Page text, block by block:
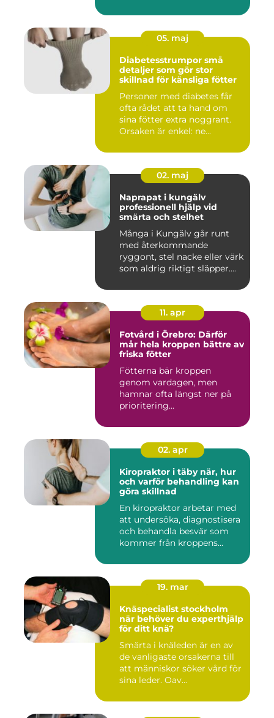
05. maj
Diabetesstrumpor små
detaljer som gör stor
skillnad för känsliga fötter
Personer med diabetes får
ofta rådet att ta hand om
sina fötter extra noggrant.
Orsaken är enkel: ne...
02. maj
Naprapat i kungälv
professionell hjälp vid
smärta och stelhet
Många i Kungälv går runt
med återkommande
ryggont, stel nacke eller värk
som aldrig riktigt släpper....
11. apr
Fotvård i Örebro: Därför
mår hela kroppen bättre av
friska fötter
Fötterna bär kroppen
genom vardagen, men
hamnar ofta längst ner på
prioritering...
02. apr
Kiropraktor i täby när, hur
och varför behandling kan
göra skillnad
En kiropraktor arbetar med
att undersöka, diagnostisera
och behandla besvär som
kommer från kroppens...
19. mar
Knäspecialist stockholm
när behöver du experthjälp
för ditt knä?
Smärta i knäleden är en av
de vanligaste orsakerna till
att människor söker vård för
sina leder. Oav...